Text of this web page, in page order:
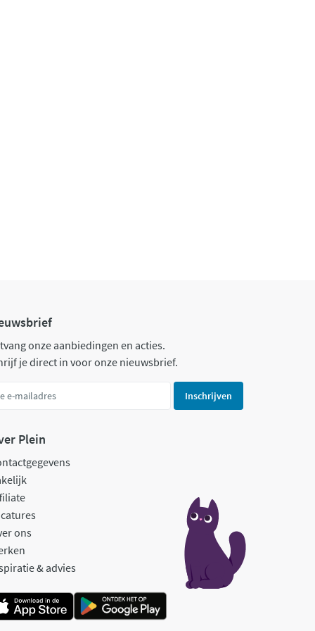
onze aanbiedingen en acties.
je direct in voor onze nieuwsbrief.
Inschrijven
Plein
ons
& advies